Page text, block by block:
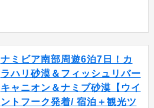
ナミビア南部周遊6泊7日！カ
ラハリ砂漠＆フィッシュリバー
キャニオン＆ナミブ砂漠【ウイ
ントフーク発着/ 宿泊＋観光ツ